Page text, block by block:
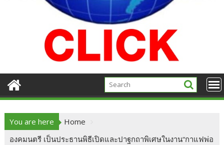
You are here
Home
องคมนตรี เป็นประธานพิธีเปิดและปาฐกถาพิเศษในงาน“กาแฟพ่อ